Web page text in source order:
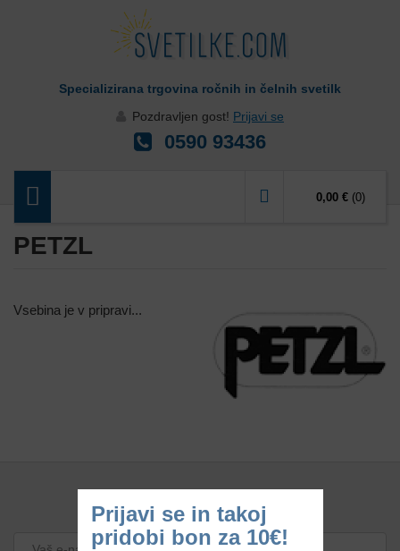
Specializirana trgovina ročnih in čelnih svetilk
Pozdravljen gost! Prijavi se
0590 93436
0,00 €(0)
PETZL
Vsebina je v pripravi...
PRIJAVA NA ENOVICE
Prijavi se in takoj
pridobi bon za 10€!